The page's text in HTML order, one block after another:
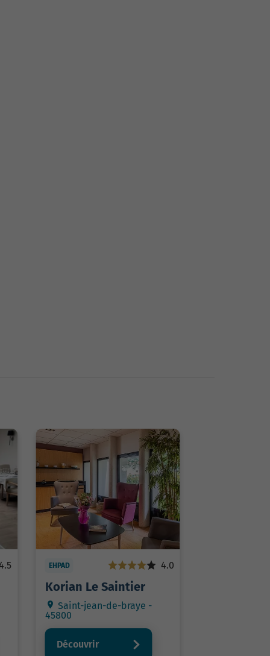
EHPAD 4.0
Korian Le Saintier
Saint-jean-de-braye -
45800
Découvrir